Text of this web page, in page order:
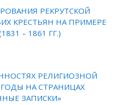
РЕКРУТСКОЙ
КРЕСТЬЯН НА ПРИМЕРЕ
– 1861 ГГ.)
РЕЛИГИОЗНОЙ
НА СТРАНИЦАХ
ЗАПИСКИ»